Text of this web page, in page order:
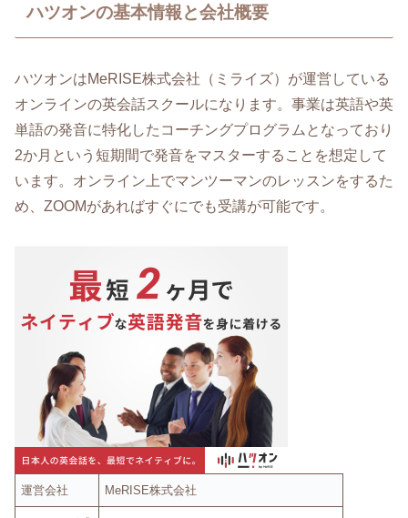
ハツオンの基本情報と会社概要
ハツオンはMeRISE株式会社（ミライズ）が運営している
オンラインの英会話スクールになります。事業は英語や英
単語の発音に特化したコーチングプログラムとなっており
2か月という短期間で発音をマスターすることを想定して
います。オンライン上でマンツーマンのレッスンをするた
め、ZOOMがあればすぐにでも受講が可能です。
運営会社 MeRISE株式会社